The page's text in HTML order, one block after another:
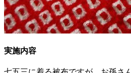
実施内容